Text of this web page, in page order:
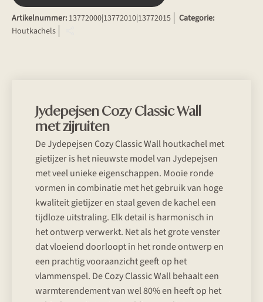
Artikelnummer: 13772000|13772010|13772015
Categorie:
Houtkachels
Jydepejsen Cozy Classic Wall
met zijruiten
De Jydepejsen Cozy Classic Wall houtkachel met
gietijzer is het nieuwste model van Jydepejsen
met veel unieke eigenschappen. Mooie ronde
vormen in combinatie met het gebruik van hoge
kwaliteit gietijzer en staal geven de kachel een
tijdloze uitstraling. Elk detail is harmonisch in
het ontwerp verwerkt. Net als het grote venster
dat vloeiend doorloopt in het ronde ontwerp en
een prachtig vooraanzicht geeft op het
vlammenspel. De Cozy Classic Wall behaalt een
warmterendement van wel 80% en heeft op het